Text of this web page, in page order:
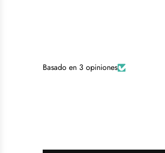
Basado en 3 opiniones